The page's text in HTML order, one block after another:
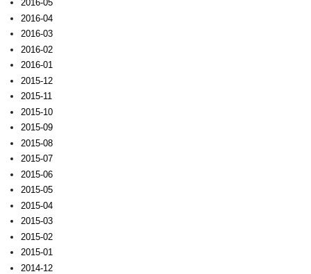
2016-05
2016-04
2016-03
2016-02
2016-01
2015-12
2015-11
2015-10
2015-09
2015-08
2015-07
2015-06
2015-05
2015-04
2015-03
2015-02
2015-01
2014-12